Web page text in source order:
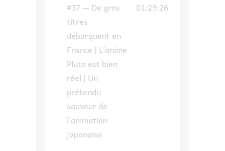
#37 — De gros
titres
débarquent en
France | L’anime
Pluto est bien
réel | Un
prétendu
sauveur de
l’animation
japonaise
01:29:26